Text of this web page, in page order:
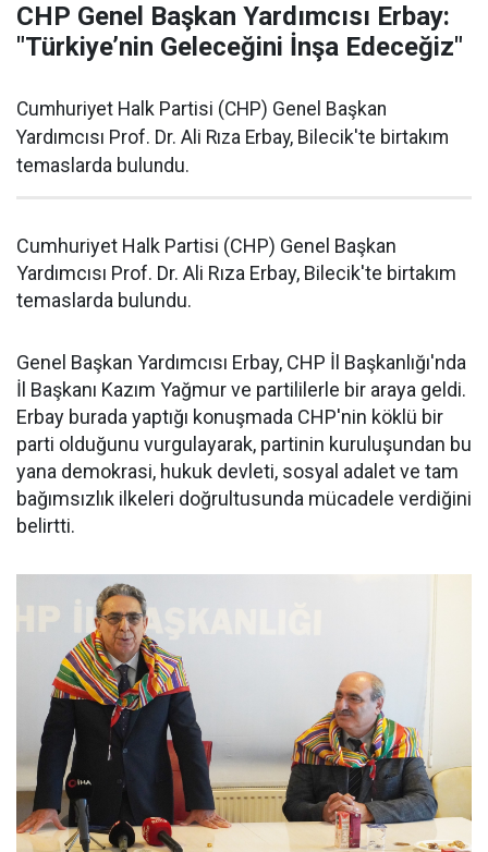
CHP Genel Başkan Yardımcısı Erbay:
"Türkiye’nin Geleceğini İnşa Edeceğiz"
Cumhuriyet Halk Partisi (CHP) Genel Başkan
Yardımcısı Prof. Dr. Ali Rıza Erbay, Bilecik'te birtakım
temaslarda bulundu.
Cumhuriyet Halk Partisi (CHP) Genel Başkan
Yardımcısı Prof. Dr. Ali Rıza Erbay, Bilecik'te birtakım
temaslarda bulundu.
Genel Başkan Yardımcısı Erbay, CHP İl Başkanlığı'nda
İl Başkanı Kazım Yağmur ve partililerle bir araya geldi.
Erbay burada yaptığı konuşmada CHP'nin köklü bir
parti olduğunu vurgulayarak, partinin kuruluşundan bu
yana demokrasi, hukuk devleti, sosyal adalet ve tam
bağımsızlık ilkeleri doğrultusunda mücadele verdiğini
belirtti.